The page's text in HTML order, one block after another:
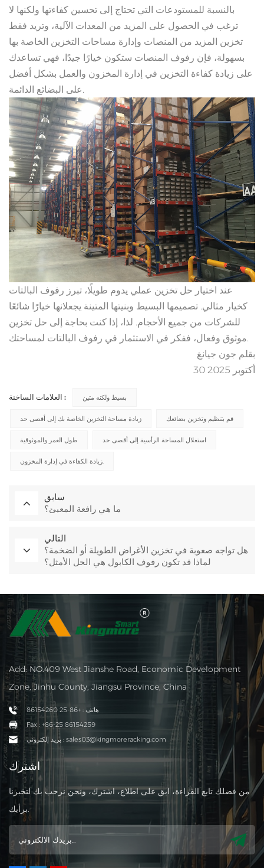
بالنسبة للمستودعات التي تحتاج إلى تحسين كفاءتها ولكنها لا
ترغب في الحصول على المزيد من المعدات الآلية، وتريد فقط
تخزين المزيد من المنصات وإدارة مساحات التخزين الخاصة بها
بسهولة، فإن رفوف المنصات ستكون خيارًا جيدًا، فهي تساعدك
على زيادة كفاءة التخزين في إدارة المخزون والعمل بشكل أفضل
على البضائع الدائمة.
عند اختيار حل تخزين عملي يدوم طويلًا، تبرز رفوف البالتات
كخيار مثالي. تصميمها البسيط وبنيتها المتينة يجعلانها خيارًا شائعًا
للشركات من جميع الأحجام. لذا، إذا كنت بحاجة إلى حل تخزين
موثوق وفعال، ففكر في الاستثمار في رفوف البالتات لمساحتك.
بقلم جون جيانغ
30 أكتوبر 2025
العلامات الساخنة : بسيط ولكنه متين
زيادة مساحة التخزين الخاصة بك إلى أقصى حد قم بتنظيم وتخزين بضائعك
طول العمر والموثوقية استغلال المساحة الرأسية إلى أقصى حد
زيادة الكفاءة في إدارة المخزون.
سابق
ما هي رافعة المعبئ؟
التالي
هل تواجه صعوبة في تخزين الأغراض الطويلة أو الضخمة؟
لماذا قد تكون رفوف الكابول هي الحل الأمثل؟
Add: NO.409 West Jianshe Road, Economic Development
Zone, Jinhu County, Jiangsu Province, China
هاتف : +86-25 86154260
Fax : +86-25 86154259
بريد إلكتروني : sales03@kingmoreracking.com
اشترك
من فضلك تابع القراءة، ابق على اطلاع، اشترك، ونحن نرحب بك لتخبرنا
برأيك.